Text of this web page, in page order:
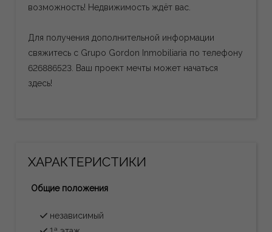
возможность! Недвижимость ждёт вас.
Для получения дополнительной информации
свяжитесь с Grupo Gordon Inmobiliaria по телефону
626886523. Ваш проект мечты может начаться
здесь!
ХАРАКТЕРИСТИКИ
Общие положения
независимый